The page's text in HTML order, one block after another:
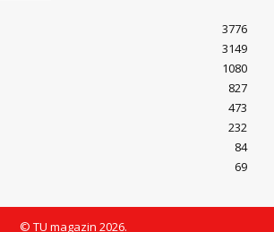
3776
3149
1080
827
473
232
84
69
© TU magazin 2026.